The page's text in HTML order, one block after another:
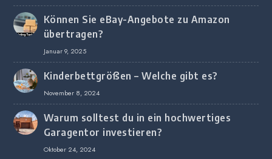
Können Sie eBay-Angebote zu Amazon
übertragen?
Januar 9, 2025
Kinderbettgrößen – Welche gibt es?
November 8, 2024
Warum solltest du in ein hochwertiges
Garagentor investieren?
Oktober 24, 2024